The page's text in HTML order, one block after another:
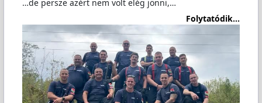
…de persze azért nem volt elég jönni,…
Folytatódik...